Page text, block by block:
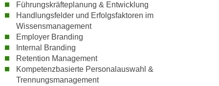
Führungskräfteplanung & Entwicklung
Handlungsfelder und Erfolgsfaktoren im
Wissensmanagement
Employer Branding
Internal Branding
Retention Management
Kompetenzbasierte Personalauswahl &
Trennungsmanagement
d
r
k
l
i